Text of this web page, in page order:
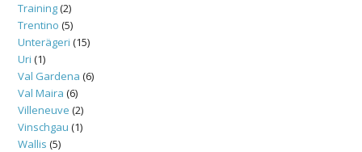
Training(2)
Trentino (5)
Unterägeri (15)
Uri (1)
Val Gardena (6)
Val Maira (6)
Villeneuve (2)
Vinschgau (1)
Wallis (5)